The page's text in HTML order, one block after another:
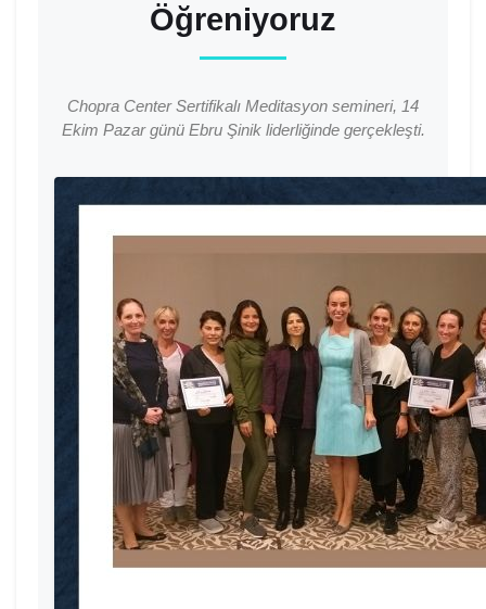
Öğreniyoruz
Chopra Center Sertifikalı Meditasyon semineri, 14
Ekim Pazar günü Ebru Şinik liderliğinde gerçekleşti.